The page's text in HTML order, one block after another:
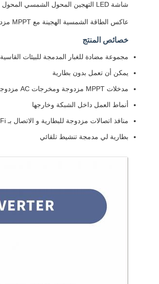
شاشة LED التهجين المحول الشمسي المحول الشمسي خارج الشبكة الحائط 8.5KW 230Vac
عاكس الطاقة الشمسية الهجينة مع MPPT مزدوجة و 8.5KW / 10.2KW 230Vac خروج مزدوج
خصائص المنتج
مجموعة مضادة للغبار المدمجة للبيئات القاسية
يمكن أن تعمل بدون بطارية
مدخلات MPPT مزدوجة ومخرجات AC مزدوجة
أنماط العمل داخل الشبكة وخارجها
منافذ اتصالات مزدوجة للبطارية و الاتصال بـ WiFi
بطارية لي مدمجة تنشيط تلقائي